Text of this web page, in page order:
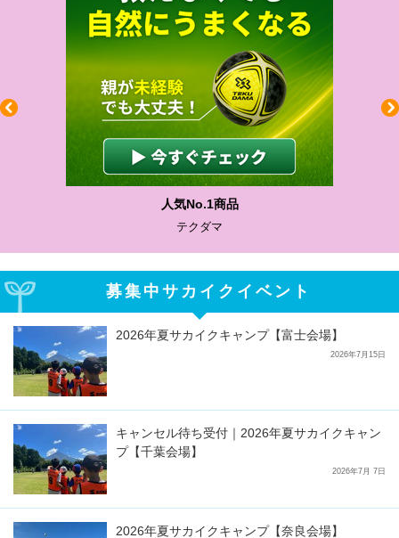
人気No.1商品
テクダマ
募集中サカイクイベント
2026年夏サカイクキャンプ【富士会場】
2026年7月15日
キャンセル待ち受付｜2026年夏サカイクキャン
プ【千葉会場】
2026年7月 7日
2026年夏サカイクキャンプ【奈良会場】